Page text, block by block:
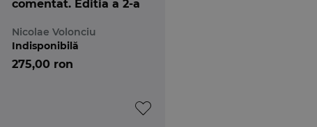
comentat. Editia a 2-a
Nicolae Volonciu
275,00 ron
Indisponibilă